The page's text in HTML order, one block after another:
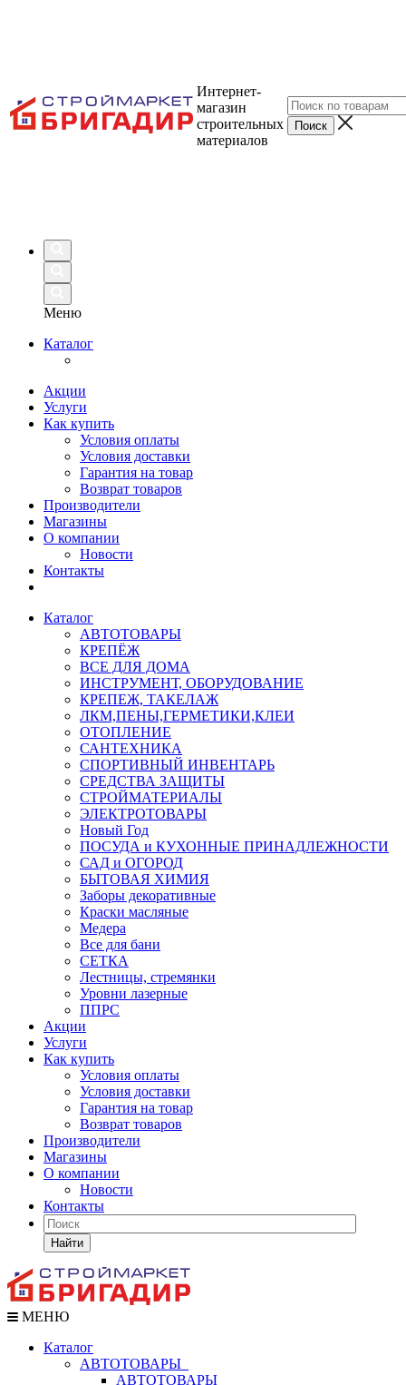
Интернет-
магазин
строительных
материалов
Меню
Каталог
Акции
Услуги
Как купить
Условия оплаты
Условия доставки
Гарантия на товар
Возврат товаров
Производители
Магазины
О компании
Новости
Контакты
Каталог
АВТОТОВАРЫ
КРЕПЁЖ
ВСЕ ДЛЯ ДОМА
ИНСТРУМЕНТ, ОБОРУДОВАНИЕ
КРЕПЕЖ, ТАКЕЛАЖ
ЛКМ,ПЕНЫ,ГЕРМЕТИКИ,КЛЕИ
ОТОПЛЕНИЕ
САНТЕХНИКА
СПОРТИВНЫЙ ИНВЕНТАРЬ
СРЕДСТВА ЗАЩИТЫ
СТРОЙМАТЕРИАЛЫ
ЭЛЕКТРОТОВАРЫ
Новый Год
ПОСУДА и КУХОННЫЕ ПРИНАДЛЕЖНОСТИ
САД и ОГОРОД
БЫТОВАЯ ХИМИЯ
Заборы декоративные
Краски масляные
Медера
Все для бани
СЕТКА
Лестницы, стремянки
Уровни лазерные
ППРС
Акции
Услуги
Как купить
Условия оплаты
Условия доставки
Гарантия на товар
Возврат товаров
Производители
Магазины
О компании
Новости
Контакты
Найти
МЕНЮ
Каталог
АВТОТОВАРЫ
АВТОТОВАРЫ